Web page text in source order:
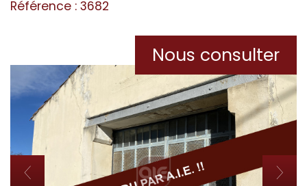
Référence : 3682
Nous consulter